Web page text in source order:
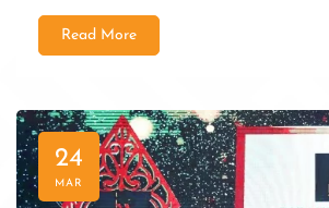
Read More
24
MAR